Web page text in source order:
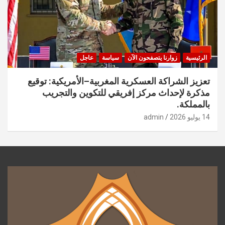
الرئيسية زوارنا يتصفحون الآن سياسة عاجل
تعزيز الشراكة العسكرية المغربية–الأمريكية: توقيع
مذكرة لإحداث مركز إفريقي للتكوين والتجريب
بالمملكة.
14 يوليو 2026 admin